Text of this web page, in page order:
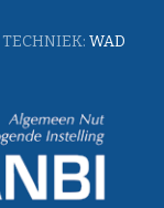
WAD